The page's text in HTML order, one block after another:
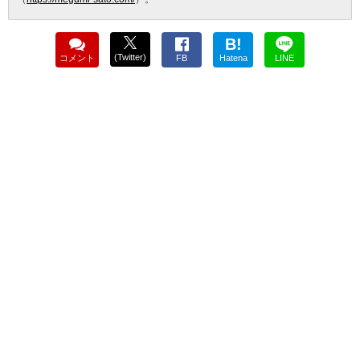
コメント (Twitter) FB
B!
Hatena LINE